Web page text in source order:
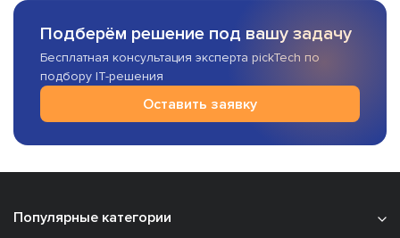
Подберём решение под вашу задачу
Бесплатная консультация эксперта pickTech по
подбору IT-решения
Оставить заявку
Популярные категории